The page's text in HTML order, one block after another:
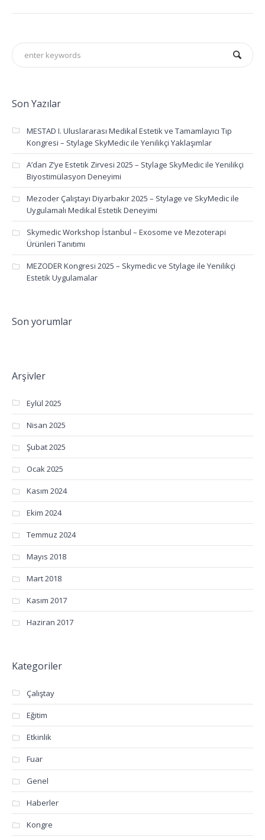
Son Yazılar
MESTAD I. Uluslararası Medikal Estetik ve Tamamlayıcı Tıp
Kongresi – Stylage SkyMedic ile Yenilikçi Yaklaşımlar
A’dan Z’ye Estetik Zirvesi 2025 – Stylage SkyMedic ile Yenilikçi
Biyostimülasyon Deneyimi
Mezoder Çalıştayı Diyarbakır 2025 – Stylage ve SkyMedic ile
Uygulamalı Medikal Estetik Deneyimi
Skymedic Workshop İstanbul – Exosome ve Mezoterapi
Ürünleri Tanıtımı
MEZODER Kongresi 2025 – Skymedic ve Stylage ile Yenilikçi
Estetik Uygulamalar
Son yorumlar
Arşivler
Eylül 2025
Nisan 2025
Şubat 2025
Ocak 2025
Kasım 2024
Ekim 2024
Temmuz 2024
Mayıs 2018
Mart 2018
Kasım 2017
Haziran 2017
Kategoriler
Çalıştay
Eğitim
Etkinlik
Fuar
Genel
Haberler
Kongre